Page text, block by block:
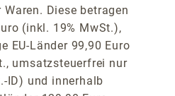
Diese betragen
(inkl. 19% MwSt.),
EU-Länder 99,90 Euro
umsatzsteuerfrei nur
ID) und innerhalb